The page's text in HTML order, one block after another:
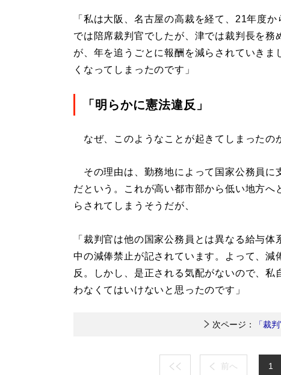
「私は大阪、名古屋の高裁を経て、21年度
では陪席裁判官でしたが、津では裁判長を
が、年を追うごとに報酬を減らされていき
くなってしまったのです」
「明らかに憲法違反」
なぜ、このようなことが起きてしまったの
その理由は、勤務地によって国家公務員に
だという。これが高い都市部から低い地方
らされてしまうそうだが、
「裁判官は他の国家公務員とは異なる給与
中の減俸禁止が記されています。よって、
反。しかし、是正される気配がないので、
わなくてはいけないと思ったのです」
次ページ： 「裁
前へ 1